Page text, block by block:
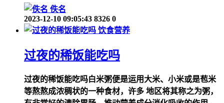
佚名
2023-12-10 09:05:43 8326 0
饮食营养
过夜的稀饭能吃吗
过夜的稀饭能吃吗白米粥便是运用大米、小米或是苞米
等熬熬成浓稠状的一种食材，许多 地区将其称之为粥，